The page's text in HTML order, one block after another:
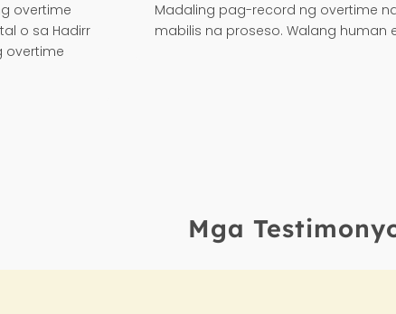
overtime
o sa Hadirr
overtime
Madaling pag-record ng overtime
mabilis na proseso. Walang human
Mga